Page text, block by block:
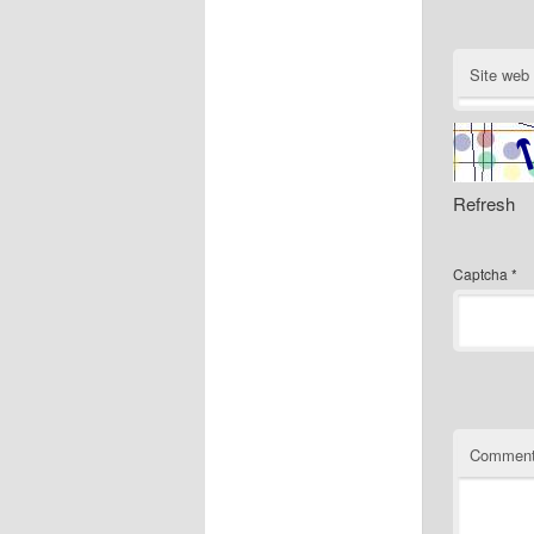
Site web
Refresh
Captcha *